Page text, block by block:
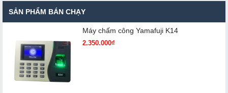
SẢN PHẨM BÁN CHẠY
Máy chấm cô​ng Yamafuji K14
2.350.000₫